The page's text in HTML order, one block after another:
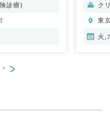
診療)
ク
東
火,
>